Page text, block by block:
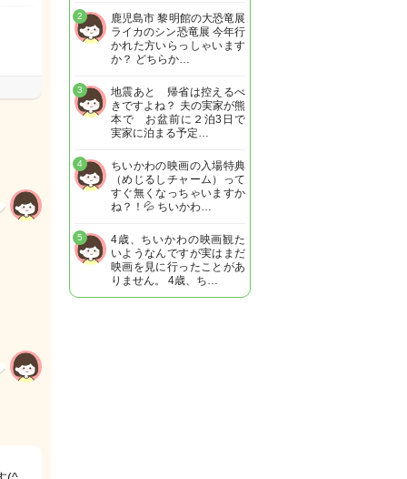
鹿児島市 黎明館の大恐竜展
ライカのシン恐竜展 今年行
かれた方いらっしゃいます
か？ どちらか…
2
地震あと 帰省は控えるべ
きですよね？ 夫の実家が熊
本で お盆前に２泊3日で
実家に泊まる予定…
3
ちいかわの映画の入場特典
（めじるしチャーム）って
すぐ無くなっちゃいますか
ね？！💦 ちいかわ…
4
4歳、ちいかわの映画観た
いようなんですが実はまだ
映画を見に行ったことがあ
りません。 4歳、ち…
5